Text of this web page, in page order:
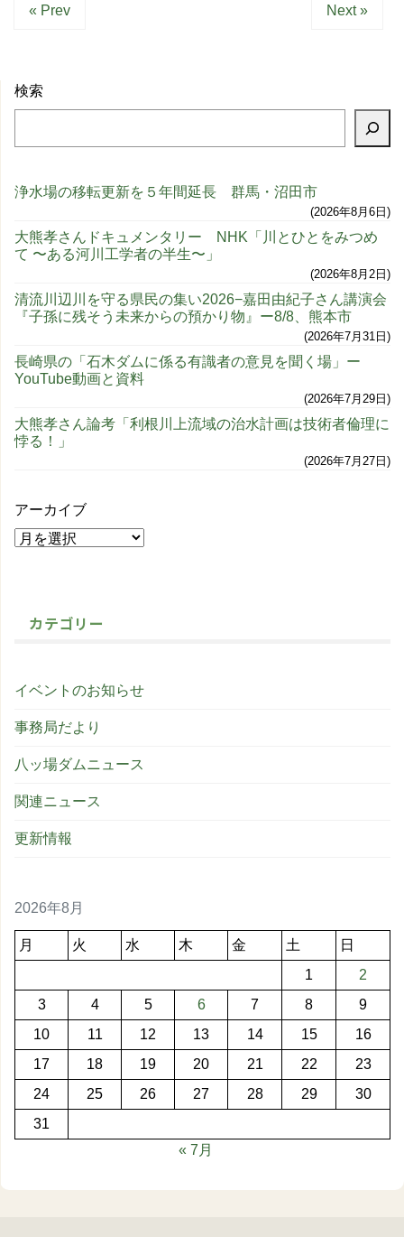
« Prev Next »
検索
浄水場の移転更新を５年間延長 群馬・沼田市
2026年8月6日
大熊孝さんドキュメンタリー NHK「川とひとをみつめ
て 〜ある河川工学者の半生〜」
2026年8月2日
清流川辺川を守る県民の集い2026−嘉田由紀子さん講演会
『子孫に残そう未来からの預かり物』ー8/8、熊本市
2026年7月31日
長崎県の「石木ダムに係る有識者の意見を聞く場」ー
YouTube動画と資料
2026年7月29日
大熊孝さん論考「利根川上流域の治水計画は技術者倫理に
悖る！」
2026年7月27日
アーカイブ
カテゴリー
イベントのお知らせ
事務局だより
八ッ場ダムニュース
関連ニュース
更新情報
2026年8月
月 火 水 木 金 土
日
1
2
3
4 5 6 7 8
9
10
11 12 13 14 15
16
17
18 19 20 21 22
23
24
25 26 27 28 29
30
31
« 7月